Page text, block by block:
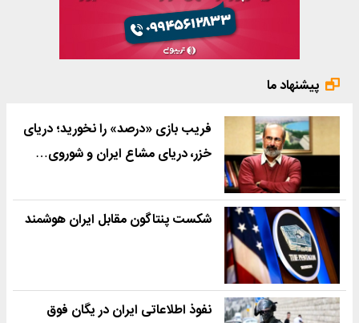
پیشنهاد ما
فریب بازی «درصد» را نخورید؛ دریای
خزر، دریای مشاع ایران و شوروی…
شکست پنتاگون مقابل ایران هوشمند
نفوذ اطلاعاتی ایران در یگان فوق